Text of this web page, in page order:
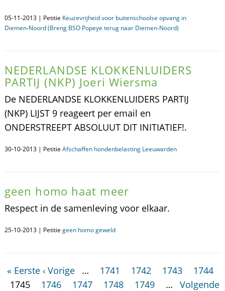
05-11-2013 | Petitie Keuzevrijheid voor buitenschoolse opvang in
Diemen-Noord (Breng BSO Popeye terug naar Diemen-Noord)
NEDERLANDSE KLOKKENLUIDERS
PARTIJ (NKP) Joeri Wiersma
De NEDERLANDSE KLOKKENLUIDERS PARTIJ
(NKP) LIJST 9 reageert per email en
ONDERSTREEPT ABSOLUUT DIT INITIATIEF!.
30-10-2013 | Petitie Afschaffen hondenbelasting Leeuwarden
geen homo haat meer
Respect in de samenleving voor elkaar.
25-10-2013 | Petitie geen homo geweld
« Eerste ‹ Vorige … 1741 1742 1743
1744
1745
1746 1747 1748 1749 …
Volgende